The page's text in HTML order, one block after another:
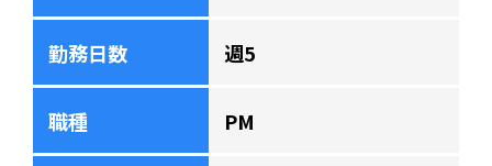
勤務日数 週5
職種 PM